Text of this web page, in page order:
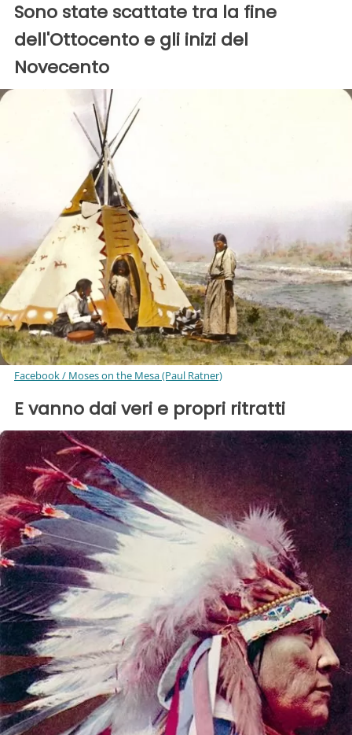
Sono state scattate tra la fine
dell'Ottocento e gli inizi del
Novecento
Facebook / Moses on the Mesa (Paul Ratner)
E vanno dai veri e propri ritratti